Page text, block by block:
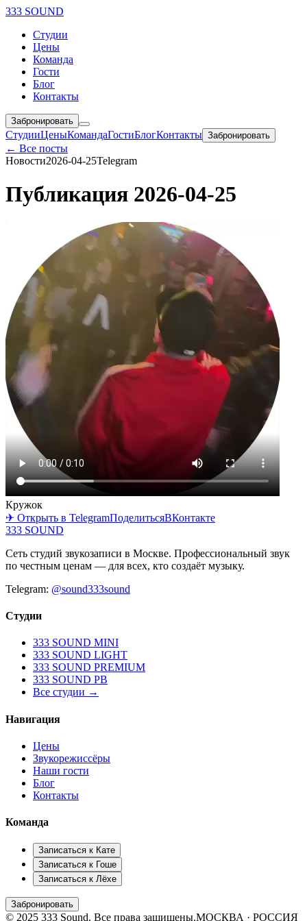
333 SOUND
Студии
Цены
Команда
Гости
Блог
Контакты
Забронировать
СтудииЦеныКомандаГостиБлогКонтакты Забронировать
← Все посты
Новости2026-04-25Telegram
Публикация 2026-04-25
Кружок
✈ Открыть в TelegramПоделитьсяВКонтакте
333 SOUND
Сеть студий звукозаписи в Москве. Профессиональный звук
по честным ценам — для всех, кто создаёт музыку.
Telegram: @sound333sound
Студии
333 SOUND MINI
333 SOUND LIGHT
333 SOUND PREMIUM
333 SOUND PB
Все студии →
Навигация
Цены
Звукорежиссёры
Наши гости
Блог
Контакты
Команда
Записаться к Кате
Записаться к Гоше
Записаться к Лёхе
Забронировать
© 2025 333 Sound. Все права защищены.МОСКВА · РОССИЯ